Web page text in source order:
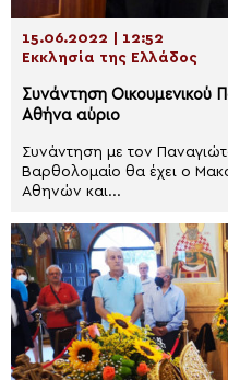
15.06.2022 | 12:52
Εκκλησία της Ελλάδος
Συνάντηση Οικουμενικού
Αθήνα αύριο
Συνάντηση με τον
Βαρθολομαίο θα έχει ο
Αθηνών και...